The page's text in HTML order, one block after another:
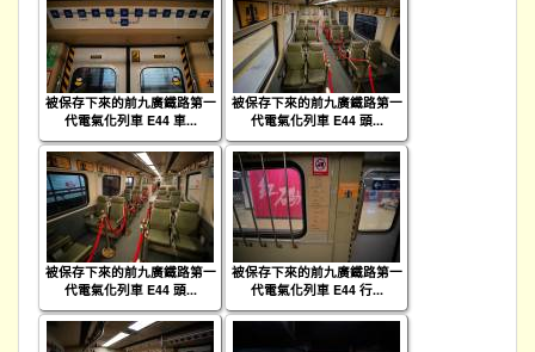
被保存下來的前九廣鐵路第一
代電氣化列車 E44 車...
被保存下來的前九廣鐵路第一
代電氣化列車 E44 頭...
被保存下來的前九廣鐵路第一
代電氣化列車 E44 頭...
被保存下來的前九廣鐵路第一
代電氣化列車 E44 行...